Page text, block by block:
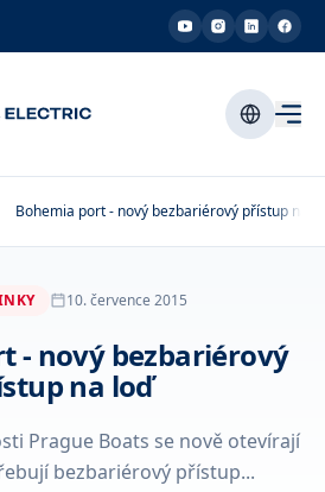
Bohemia port - nový bezbariérový přístup na
10. července 2015
- nový bezbariérový
na loď
Prague Boats se nově otevírají
bezbariérový přístup...